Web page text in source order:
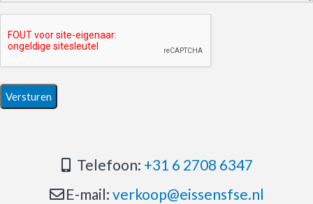
Telefoon: +31 6 2708 6347
E-mail: verkoop@eissensfse.nl